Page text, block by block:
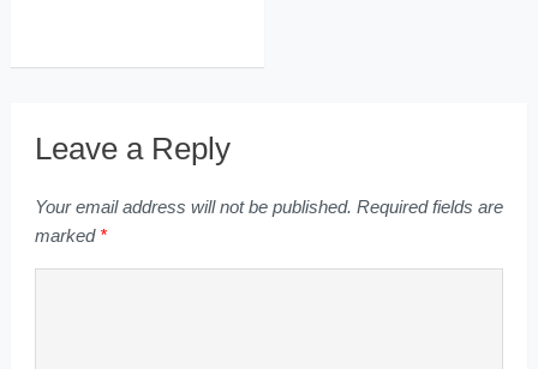
Leave a Reply
Your email address will not be published. Required fields are
marked *